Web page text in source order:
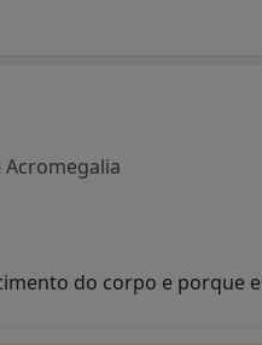
do corpo e porque